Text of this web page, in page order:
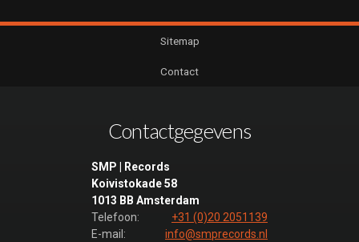
Sitemap
Contact
Contactgegevens
SMP | Records
Koivistokade 58
1013 BB Amsterdam
Telefoon:
+31 (0)20 2051139
E-mail:
info@smprecords.nl